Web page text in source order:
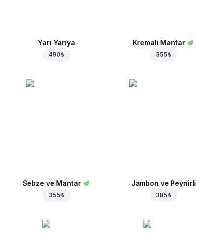
Yarı Yarıya
490 ₺
Kremalı Mantar
355 ₺
Sebze ve Mantar
355 ₺
Jambon ve Peynirli
385 ₺